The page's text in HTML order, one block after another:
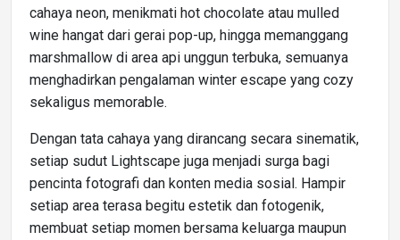
cahaya neon, menikmati hot chocolate atau mulled
wine hangat dari gerai pop-up, hingga memanggang
marshmallow di area api unggun terbuka, semuanya
menghadirkan pengalaman winter escape yang cozy
sekaligus memorable.
Dengan tata cahaya yang dirancang secara sinematik,
setiap sudut Lightscape juga menjadi surga bagi
pencinta fotografi dan konten media sosial. Hampir
setiap area terasa begitu estetik dan fotogenik,
membuat setiap momen bersama keluarga maupun